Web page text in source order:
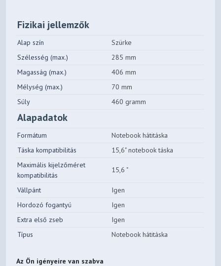
Fizikai jellemzők
Alap szín
Szürke
Szélesség (max.)
285 mm
Magasság (max.)
406 mm
Mélység (max.)
70 mm
Súly
460 gramm
Alapadatok
Formátum
Notebook hátitáska
Táska kompatibilitás
15,6" notebook táska
Maximális kijelzőméret
kompatibilitás
15,6 "
Vállpánt
Igen
Hordozó fogantyú
Igen
Extra első zseb
Igen
Típus
Notebook hátitáska
Az Ön igényeire van szabva